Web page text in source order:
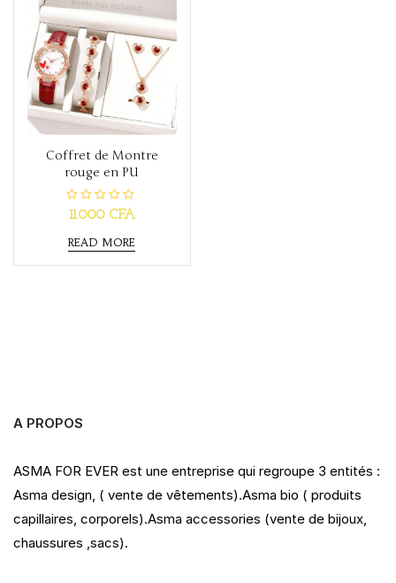
Coffret de Montre
rouge en PU
R
a
e
d
0
11.000 CFA
READ MORE
A PROPOS
ASMA FOR EVER est une entreprise qui regroupe 3 entités :
Asma design, ( vente de vêtements).Asma bio ( produits
capillaires, corporels).Asma accessories (vente de bijoux,
chaussures ,sacs).